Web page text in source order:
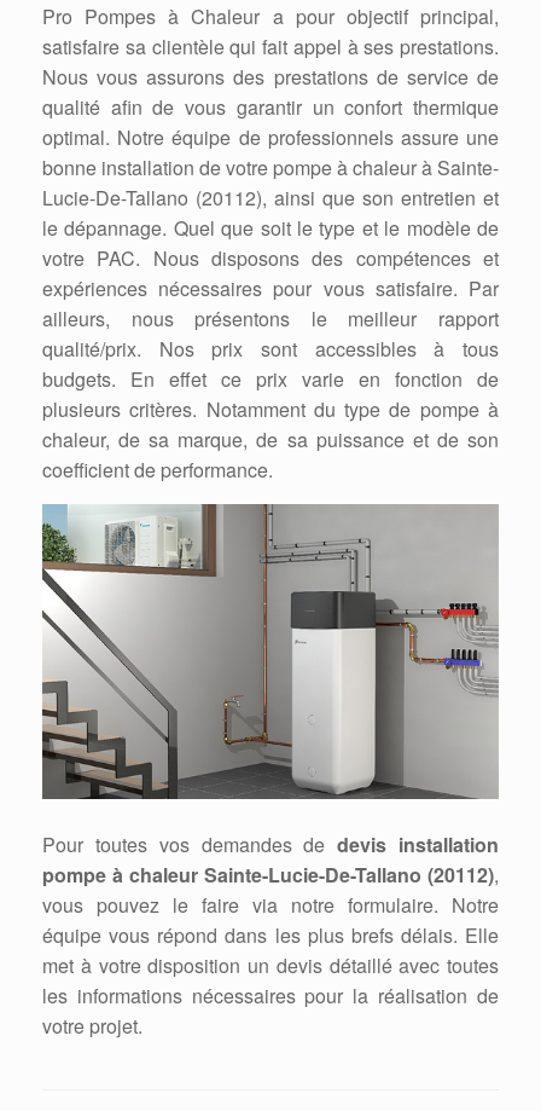
Pro Pompes à Chaleur a pour objectif principal,
satisfaire sa clientèle qui fait appel à ses prestations.
Nous vous assurons des prestations de service de
qualité afin de vous garantir un confort thermique
optimal. Notre équipe de professionnels assure une
bonne installation de votre pompe à chaleur à Sainte-
Lucie-De-Tallano (20112), ainsi que son entretien et
le dépannage. Quel que soit le type et le modèle de
votre PAC. Nous disposons des compétences et
expériences nécessaires pour vous satisfaire. Par
ailleurs, nous présentons le meilleur rapport
qualité/prix. Nos prix sont accessibles à tous
budgets. En effet ce prix varie en fonction de
plusieurs critères. Notamment du type de pompe à
chaleur, de sa marque, de sa puissance et de son
coefficient de performance.
Pour toutes vos demandes dedevis installation
pompe à chaleur Sainte-Lucie-De-Tallano (20112),
vous pouvez le faire via notre formulaire. Notre
équipe vous répond dans les plus brefs délais. Elle
met à votre disposition un devis détaillé avec toutes
les informations nécessaires pour la réalisation de
votre projet.